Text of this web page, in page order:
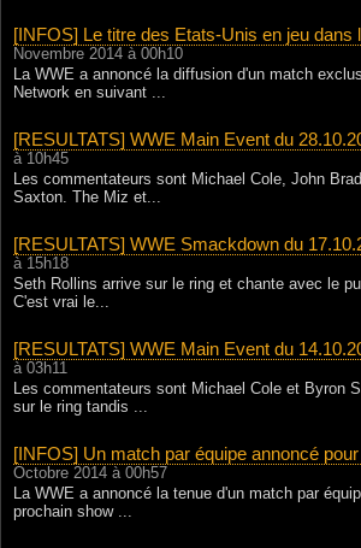
[INFOS] Le titre des Etats-Unis en jeu dans
Novembre 2014 à 00h10
La WWE a annoncé la diffusion d'un match
Network en suivant ...
[RESULTATS] WWE Main Event du
à 10h45
Les commentateurs sont Michael Cole, John
Saxton. The Miz et...
[RESULTATS] WWE Smackdown du
à 15h18
Seth Rollins arrive sur le ring et chante avec le
C'est vrai le...
[RESULTATS] WWE Main Event du
à 03h11
Les commentateurs sont Michael Cole et Byron
sur le ring tandis ...
[INFOS] Un match par équipe annoncé
Octobre 2014 à 00h57
La WWE a annoncé la tenue d'un match par
prochain show ...